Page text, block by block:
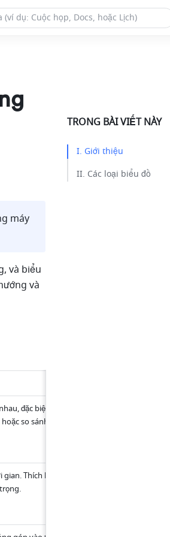
máy
và biểu
và
đặc biệt là hiển thị sự khác biệt giữa các
so sánh sự khác biệt giữa các tiểu mục
Thích hợp cho các tình huống mà việc nhìn
TRONG BÀI VIẾT NÀY
I. Giới thiệu ​
II. Các loại biểu đồ​